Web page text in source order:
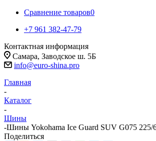
Сравнение товаров0
+7 961 382-47-79
Контактная информация
Самара, Заводское ш. 5Б
info@euro-shina.pro
Главная
-
Каталог
-
Шины
-Шины Yokohama Ice Guard SUV G075 225/
Поделиться